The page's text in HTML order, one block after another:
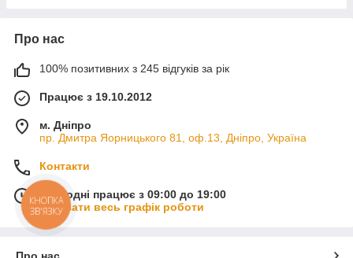
Про нас
100% позитивних з 245 відгуків за рік
Працює з 19.10.2012
м. Дніпро
пр. Дмитра Яорницького 81, оф.13, Дніпро, Україна
Контакти
Сьогодні працює з 09:00 до 19:00
Показати весь графік роботи
Про нас
КНОПКА
ЗВ'ЯЗКУ